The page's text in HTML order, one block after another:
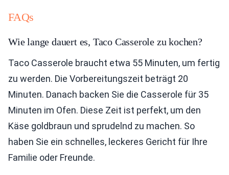
FAQs
Wie lange dauert es, Taco Casserole zu kochen?
Taco Casserole braucht etwa 55 Minuten, um fertig
zu werden. Die Vorbereitungszeit beträgt 20
Minuten. Danach backen Sie die Casserole für 35
Minuten im Ofen. Diese Zeit ist perfekt, um den
Käse goldbraun und sprudelnd zu machen. So
haben Sie ein schnelles, leckeres Gericht für Ihre
Familie oder Freunde.